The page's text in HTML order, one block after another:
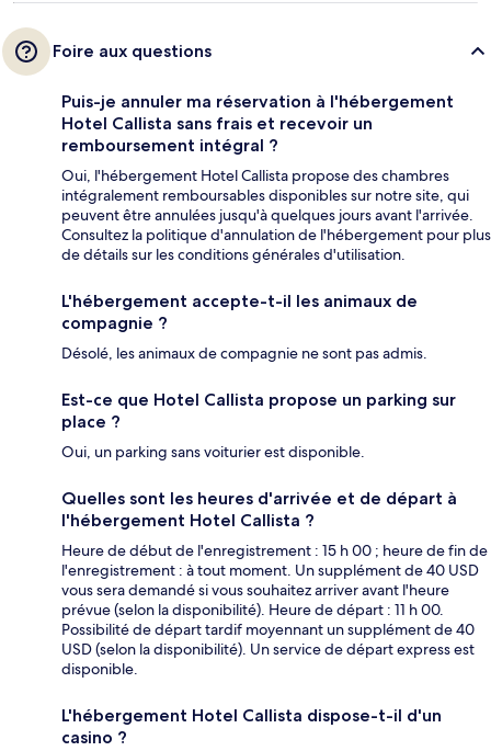
Foire aux questions
Puis-je annuler ma réservation à l'hébergement
Hotel Callista sans frais et recevoir un
remboursement intégral ?
Oui, l'hébergement Hotel Callista propose des chambres
intégralement remboursables disponibles sur notre site, qui
peuvent être annulées jusqu'à quelques jours avant l'arrivée.
Consultez la politique d'annulation de l'hébergement pour plus
de détails sur les conditions générales d'utilisation.
L'hébergement accepte-t-il les animaux de
compagnie ?
Désolé, les animaux de compagnie ne sont pas admis.
Est-ce que Hotel Callista propose un parking sur
place ?
Oui, un parking sans voiturier est disponible.
Quelles sont les heures d'arrivée et de départ à
l'hébergement Hotel Callista ?
Heure de début de l'enregistrement : 15 h 00 ; heure de fin de
l'enregistrement : à tout moment. Un supplément de 40 USD
vous sera demandé si vous souhaitez arriver avant l'heure
prévue (selon la disponibilité). Heure de départ : 11 h 00.
Possibilité de départ tardif moyennant un supplément de 40
USD (selon la disponibilité). Un service de départ express est
disponible.
L'hébergement Hotel Callista dispose-t-il d'un
casino ?